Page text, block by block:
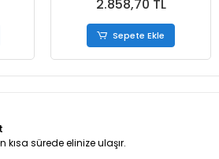
2.858,70 TL
Sepete Ekle
kısa sürede elinize ulaşır.